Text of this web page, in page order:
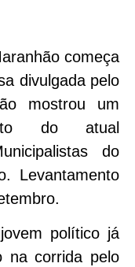
começa
divulgada pelo
mostrou um
do atual
do
Levantamento
político já
na corrida pelo